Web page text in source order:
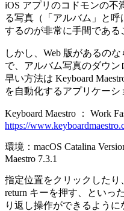
iOS アプリのコドモンの不
る写真（「アルバム」と
するのが非常に手間である
しかし、Web 版があるの
で、アルバム写真のダウン
早い方法は Keyboard
を自動化するアプリケーシ
Keyboard Maestro ： Work
https://
環境：macOS Catalina
Maestro 7.3.1
指定位置をクリックした
return キーを押す、といっ
り返し操作ができるように